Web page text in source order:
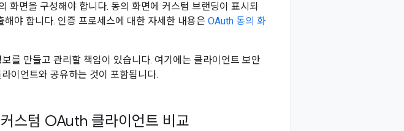
화면을 구성해야 합니다. 동의 화면에 커스텀 브랜딩이 표시되
야 합니다. 인증 프로세스에 대한 자세한 내용은 OAuth 동의 화
를 만들고 관리할 책임이 있습니다. 여기에는 클라이언트 보안
이언트와 공유하는 것이 포함됩니다.
스텀 OAuth 클라이언트 비교